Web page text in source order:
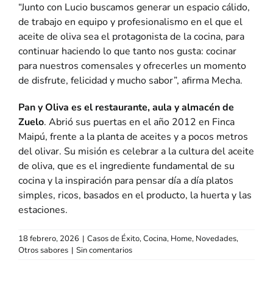
“Junto con Lucio buscamos generar un espacio cálido,
de trabajo en equipo y profesionalismo en el que el
aceite de oliva sea el protagonista de la cocina, para
continuar haciendo lo que tanto nos gusta: cocinar
para nuestros comensales y ofrecerles un momento
de disfrute, felicidad y mucho sabor”, afirma Mecha.
Pan y Oliva es el restaurante, aula y almacén de
Zuelo. Abrió sus puertas en el año 2012 en Finca
Maipú, frente a la planta de aceites y a pocos metros
del olivar. Su misión es celebrar a la cultura del aceite
de oliva, que es el ingrediente fundamental de su
cocina y la inspiración para pensar día a día platos
simples, ricos, basados en el producto, la huerta y las
estaciones.
18 febrero, 2026 | Casos de Éxito,Cocina, Home, Novedades,
Otros sabores | Sin comentarios